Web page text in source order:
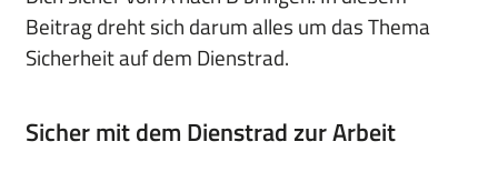
Beitrag dreht sich darum alles um das Thema
Sicherheit auf dem Dienstrad.
Sicher mit dem Dienstrad zur Arbeit